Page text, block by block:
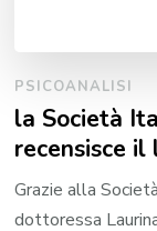
PSICOANALISI
la Società
recensisce
Grazie alla
dottoressa